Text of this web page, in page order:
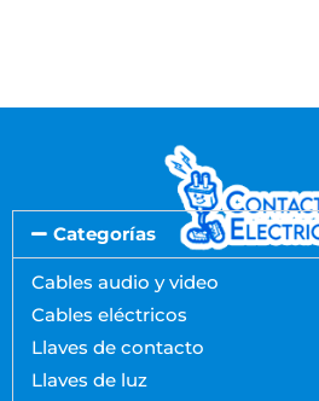
Categorías
Cables audio y video
Cables eléctricos
Llaves de contacto
Llaves de luz